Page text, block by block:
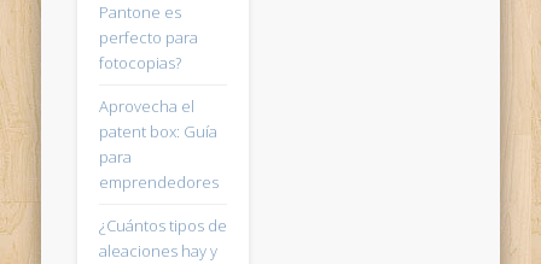
Pantone es
perfecto para
fotocopias?
Aprovecha el
patent box: Guía
para
emprendedores
¿Cuántos tipos de
aleaciones hay y